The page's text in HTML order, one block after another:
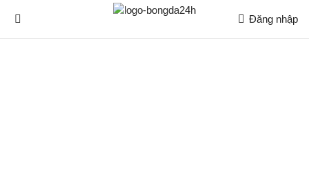
Đăng nhập